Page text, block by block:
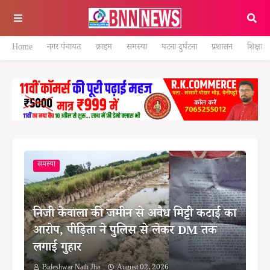
Home नगर पंचायत क्राइम समस्या घटना दुर्घटना प्रशासन शिक्षा
समस्या
निजी केवाला की जमीन से अवैध मिट्टी कटाई का
आरोप, पीड़िता ने पुलिस से लेकर DM तक
लगाई गुहार